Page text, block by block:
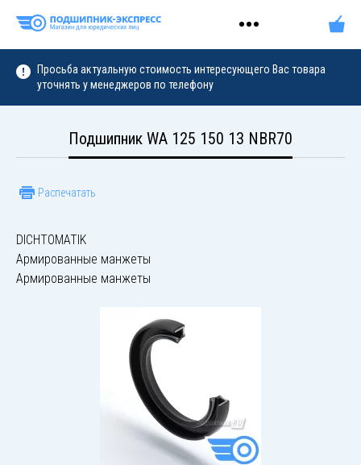
Просьба актуальную стоимость интересующего Вас товара
уточнять у менеджеров по телефону
Подшипник WA 125 150 13 NBR70
Распечатать
DICHTOMATIK
Армированные манжеты
Армированные манжеты